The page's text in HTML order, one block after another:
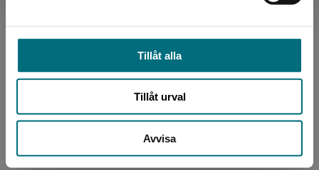
Tillåt alla
Tillåt urval
Avvisa
Författare
Elisabeth Östnäs
Elisabeth Östnäs föddes 1974 i Lund. Hon har
en fil mag i religionshistoria och litterärt